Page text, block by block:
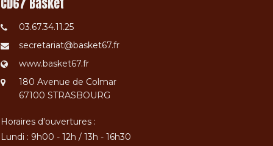
03.67.34.11.25
secretariat@basket67.fr
www.basket67.fr
180 Avenue de Colmar
67100 STRASBOURG
Horaires d'ouvertures :
Lundi : 9h00 - 12h / 13h - 16h30